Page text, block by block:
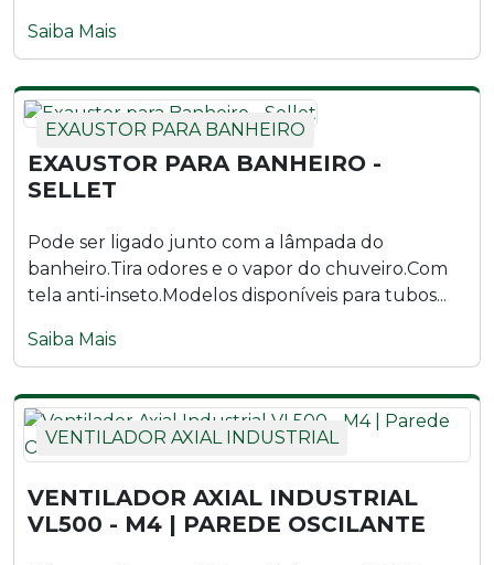
Saiba Mais
EXAUSTOR PARA BANHEIRO
EXAUSTOR PARA BANHEIRO -
SELLET
Pode ser ligado junto com a lâmpada do
banheiro.Tira odores e o vapor do chuveiro.Com
tela anti-inseto.Modelos disponíveis para tubos...
Saiba Mais
VENTILADOR AXIAL INDUSTRIAL
VENTILADOR AXIAL INDUSTRIAL
VL500 - M4 | PAREDE OSCILANTE